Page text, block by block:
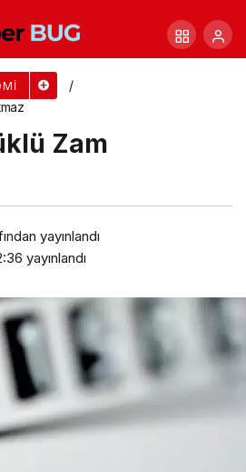
Zam
yayınlandı
yayınlandı
Müşteri Etkinliği”
ile Raffles Otel’de